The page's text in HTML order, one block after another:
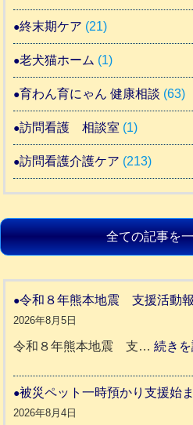
終末期ケア (21)
老犬猫ホーム (1)
育わん育にゃん 健康相談 (63)
訪問看護 相談室 (1)
訪問看護介護ケア (213)
全ての記事を
令和８年熊本地震 支援活動
2026年8月5日
令和８年熊本地震 支…続き
被災ペット一時預かり支援始
2026年8月4日